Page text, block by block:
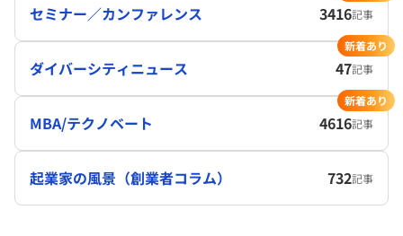
セミナー／カンファレンス 3416記事
ダイバーシティニュース 47記事
新着あり
MBA/テクノベート 4616記事
新着あり
起業家の風景（創業者コラム） 732記事